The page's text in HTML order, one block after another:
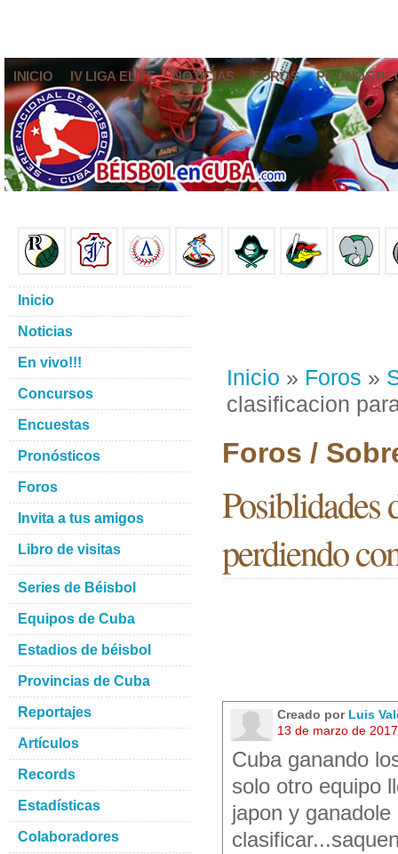
INICIO IV LIGA ELITE NOTICIAS FOROS
Inicio » Foros »
clasificacion
Foros /
Posiblidades
perdiendo
Creado por Luis
13 de marzo de
Cuba ganando
solo otro equipo
japon y
Inicio
Noticias
En vivo!!!
Concursos
Encuestas
Pronósticos
Foros
Invita a tus amigos
Libro de visitas
Series de Béisbol
Equipos de Cuba
Estadios de béisbol
Provincias de Cuba
Reportajes
Artículos
Records
Estadísticas
Colaboradores